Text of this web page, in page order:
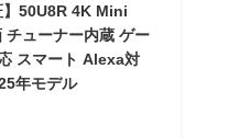
】50U8R 4K Mini
チューナー内蔵 ゲー
スマート Alexa対
年モデル